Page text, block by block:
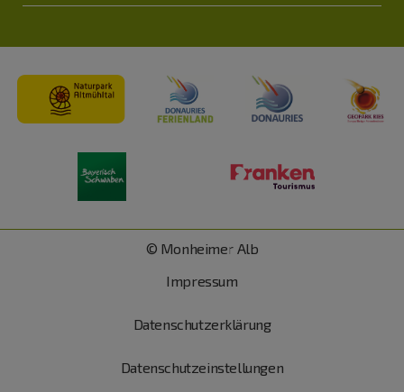
© Monheimer Alb
Impressum
Datenschutzerklärung
Datenschutzeinstellungen